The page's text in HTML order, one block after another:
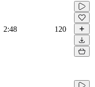
2:48 120